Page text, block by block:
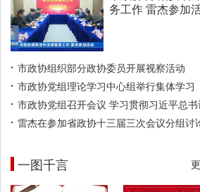
务工作 雷杰参加
市政协组织部分政协委员开展视察活动
市政协党组理论学习中心组举行集体学习
市政协党组召开会议 学习贯彻习近平总
雷杰在参加省政协十三届三次会议分组讨
一图千言